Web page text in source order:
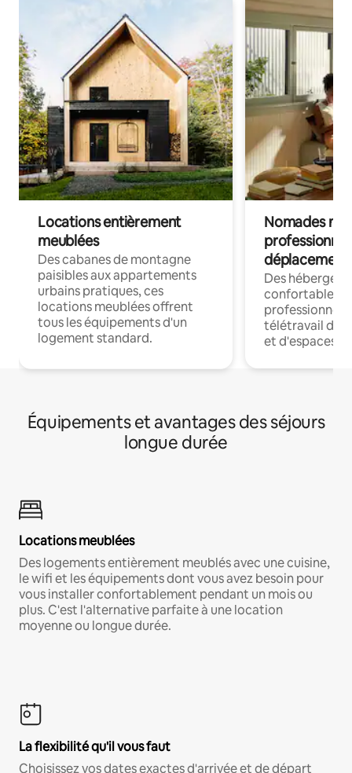
Locations entièrement
meublées
Des cabanes de montagne
paisibles aux appartements
urbains pratiques, ces
locations meublées offrent
tous les équipements d'un
logement standard.
Nomades
déplacement
Des
confortables
professionnels
télétravail
et d'espaces
Équipements et avantages des séjours
longue durée
Locations meublées
Des logements entièrement meublés avec une cuisine,
le wifi et les équipements dont vous avez besoin pour
vous installer confortablement pendant un mois ou
plus. C'est l'alternative parfaite à une location
moyenne ou longue durée.
La flexibilité qu'il vous faut
Choisissez vos dates exactes d'arrivée et de départ